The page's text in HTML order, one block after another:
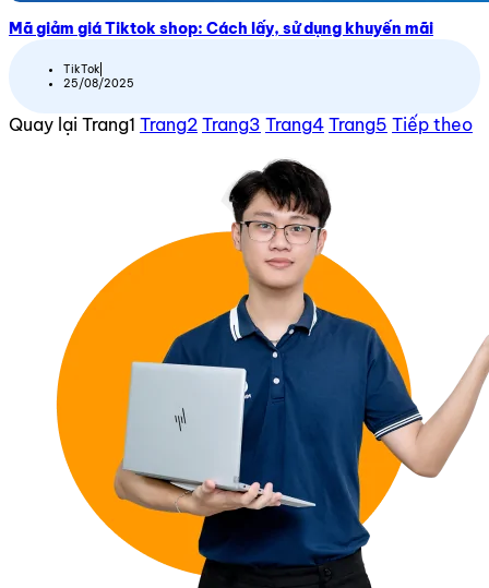
Mã giảm giá Tiktok shop: Cách lấy, sử dụng khuyến mãi
TikTok
25/08/2025
Quay lại Trang1 Trang2 Trang3 Trang4 Trang5 Tiếp theo